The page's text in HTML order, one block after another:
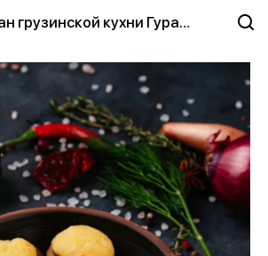
Ресторан грузинской кухни Гурави (GURAVI)